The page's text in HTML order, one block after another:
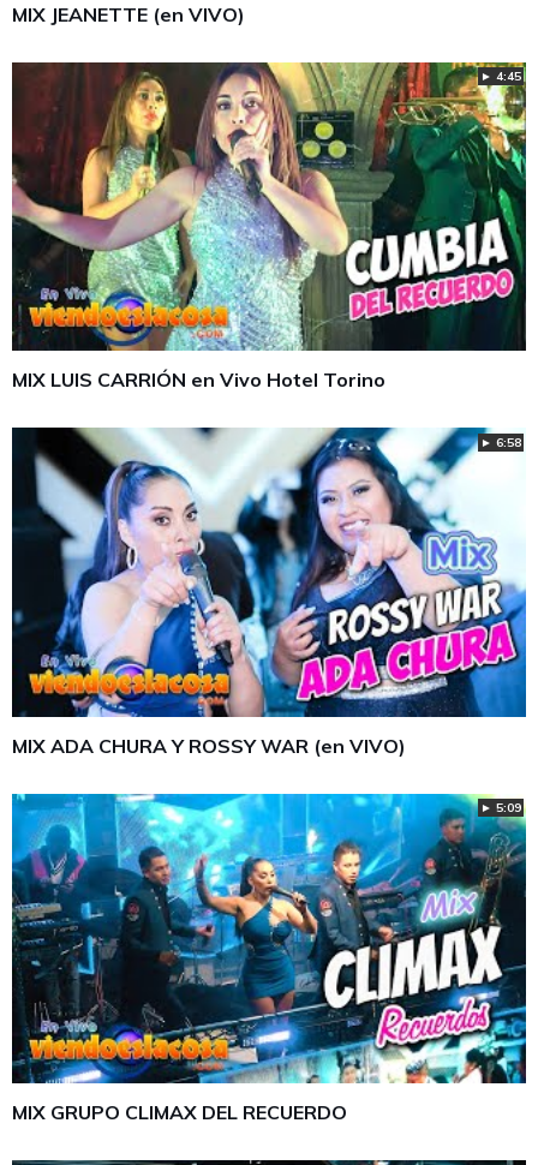
MIX JEANETTE (en VIVO)
► 4:45
MIX LUIS CARRIÓN en Vivo Hotel Torino
► 6:58
MIX ADA CHURA Y ROSSY WAR (en VIVO)
► 5:09
MIX GRUPO CLIMAX DEL RECUERDO